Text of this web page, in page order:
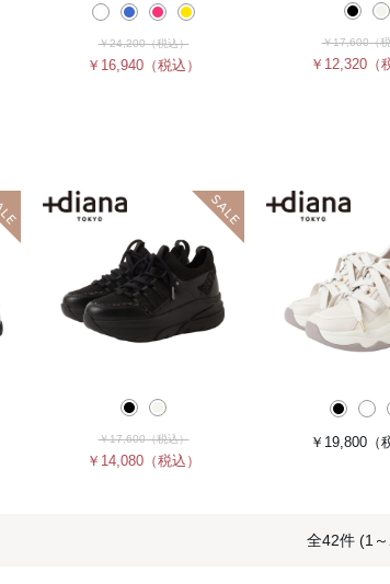
￥24,200（税込）
￥16,940 （税込）
￥17,600（
￥12,320 （
￥17,600（税込）
￥14,080 （税込）
￥19,800 （
全42件 (1